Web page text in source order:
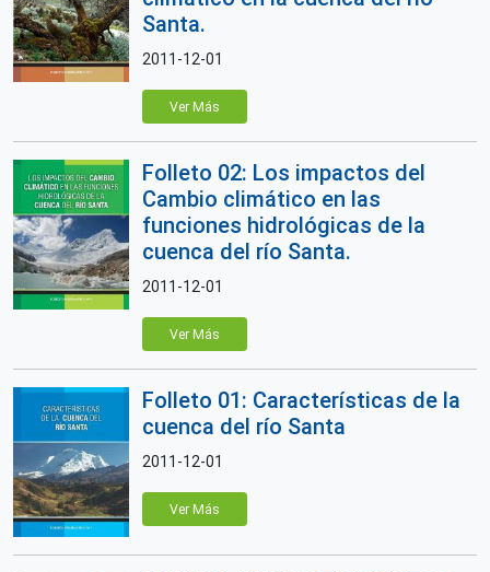
Santa.
2011-12-01
Ver Más
Folleto 02: Los impactos del
Cambio climático en las
funciones hidrológicas de la
cuenca del río Santa.
2011-12-01
Ver Más
Folleto 01: Características de la
cuenca del río Santa
2011-12-01
Ver Más